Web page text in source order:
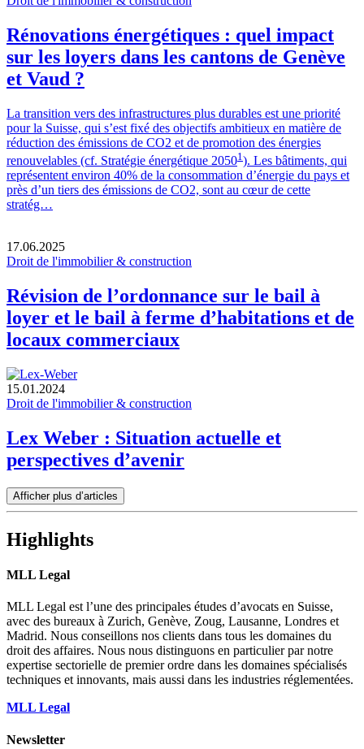
Rénovations énergétiques : quel impact
sur les loyers dans les cantons de Genève
et Vaud ?
La transition vers des infrastructures plus durables est une priorité
pour la Suisse, qui s’est fixé des objectifs ambitieux en matière de
réduction des émissions de CO2 et de promotion des énergies
renouvelables (cf. Stratégie énergétique 20501). Les bâtiments, qui
représentent environ 40% de la consommation d’énergie du pays et
près d’un tiers des émissions de CO2, sont au cœur de cette
stratég…
17.06.2025
Droit de l'immobilier & construction
Révision de l’ordonnance sur le bail à
loyer et le bail à ferme d’habitations et de
locaux commerciaux
15.01.2024
Droit de l'immobilier & construction
Lex Weber : Situation actuelle et
perspectives d’avenir
Afficher plus d’articles
Highlights
MLL Legal
MLL Legal est l’une des principales études d’avocats en Suisse,
avec des bureaux à Zurich, Genève, Zoug, Lausanne, Londres et
Madrid. Nous conseillons nos clients dans tous les domaines du
droit des affaires. Nous nous distinguons en particulier par notre
expertise sectorielle de premier ordre dans les domaines spécialisés
techniques et innovants, mais aussi dans les industries réglementées.
MLL Legal
Newsletter